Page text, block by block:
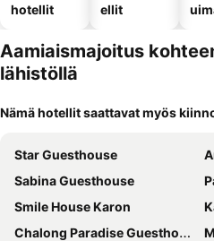
hotellit
ellit
Aamiaismajoitus
lähistöllä
Nämä hotellit saattavat myös
Star Guesthouse
Sabina Guesthouse
Smile House Karon
Chalong Paradise Guesthouse